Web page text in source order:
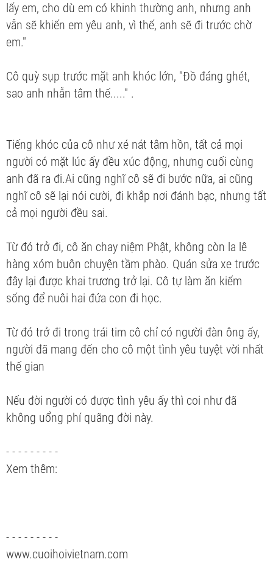
lấy em, cho dù em có khinh thường anh, nhưng anh
vẫn sẽ khiến em yêu anh, vì thế, anh sẽ đi trước chờ
em."
Cô quỳ sụp trước mặt anh khóc lớn, "Đồ đáng ghét,
sao anh nhẫn tâm thế....." .
Tiếng khóc của cô như xé nát tâm hồn, tất cả mọi
người có mặt lúc ấy đều xúc động, nhưng cuối cùng
anh đã ra đi.Ai cũng nghĩ cô sẽ đi bước nữa, ai cũng
nghĩ cô sẽ lại nói cười, đi khắp nơi đánh bạc, nhưng tất
cả mọi người đều sai.
Từ đó trở đi, cô ăn chay niệm Phật, không còn la lê
hàng xóm buôn chuyện tầm phào. Quán sửa xe trước
đây lại được khai trương trở lại. Cô tự làm ăn kiếm
sống để nuôi hai đứa con đi học.
Từ đó trở đi trong trái tim cô chỉ có người đàn ông ấy,
người đã mang đến cho cô một tình yêu tuyệt vời nhất
thế gian
Nếu đời người có được tình yêu ấy thì coi như đã
không uổng phí quãng đời này.
- - - - - - - - -
Xem thêm:
- - - - - - - - -
www.cuoihoivietnam.com